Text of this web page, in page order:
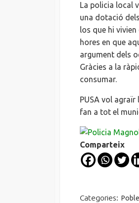
La policia local
una dotació
los que hi
hores en que
argument dels
Gràcies a la
consumar.
PUSA vol
fan a tot el
Comparteix
Categories: Poble